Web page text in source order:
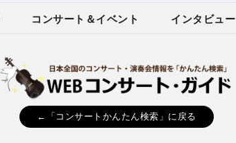
コンサート＆イベント インタビュー
←「コンサートかんたん検索」に戻る